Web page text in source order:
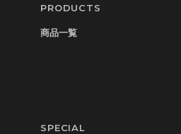
PRODUCTS
商品一覧
SPECIAL